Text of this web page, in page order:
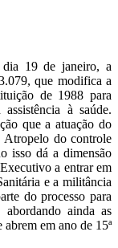
19 de janeiro, a
que modifica a
de 1988 para
à saúde.
que a atuação do
Atropelo do controle
isso dá a dimensão
a entrar em
e a militância
do processo para
ainda as
em ano de 15ª